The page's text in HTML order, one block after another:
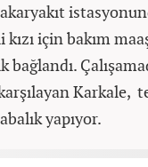
için bakım
bağlandı.
Karkale,
yapıyor.